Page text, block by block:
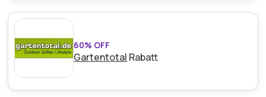
60% OFF
Gartentotal Rabatt